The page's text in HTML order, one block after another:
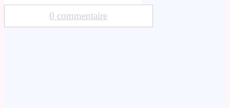
0 commentaire